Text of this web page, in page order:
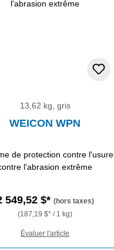
13,62 kg, gris
WEICON WPN
de protection contre l'usure
l'abrasion extrême
549,52 $* (hors taxes)
(187,19 $* / 1 kg)
Évaluer l'article